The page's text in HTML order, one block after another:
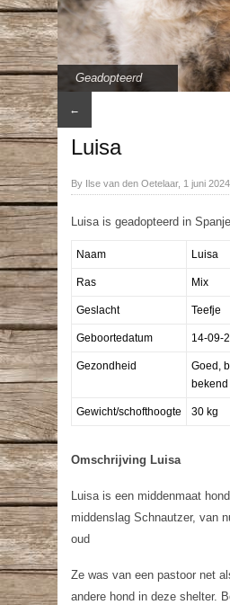
Geadopteerd
←
Luisa
By Ilse van den Oetelaar, 1 juni 2024
Luisa is geadopteerd in Spanje
Naam Luisa
Ras Mix
Geslacht Teefje
Geboortedatum 14-09-
Gezondheid
Goed,
bekend
Gewicht/schofthoogte 30 kg
Omschrijving Luisa
Luisa is een middenmaat
middenslag Schnautzer, van
oud
Ze was van een pastoor net
andere hond in deze shelter.